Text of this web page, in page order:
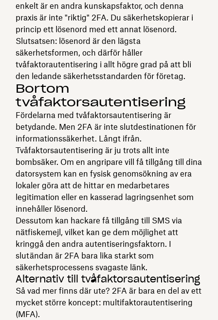
enkelt är en andra kunskapsfaktor, och denna
praxis är inte "riktig" 2FA. Du säkerhetskopierar i
princip ett lösenord med ett annat lösenord.
Slutsatsen: lösenord är den lägsta
säkerhetsformen, och därför håller
tvåfaktorautentisering i allt högre grad på att bli
den ledande säkerhetsstandarden för företag.
Bortom
tvåfaktorsautentisering
Fördelarna med tvåfaktorsautentisering är
betydande. Men 2FA är inte slutdestinationen för
informationssäkerhet. Långt ifrån.
Tvåfaktorsautentisering är ju trots allt inte
bombsäker. Om en angripare vill få tillgång till dina
datorsystem kan en fysisk genomsökning av era
lokaler göra att de hittar en medarbetares
legitimation eller en kasserad lagringsenhet som
innehåller lösenord.
Dessutom kan hackare få tillgång till SMS via
nätfiskemejl, vilket kan ge dem möjlighet att
kringgå den andra autentiseringsfaktorn. I
slutändan är 2FA bara lika starkt som
säkerhetsprocessens svagaste länk.
Alternativ till tvåfaktorsautentisering
Så vad mer finns där ute? 2FA är bara en del av ett
mycket större koncept: multifaktorautentisering
(MFA).